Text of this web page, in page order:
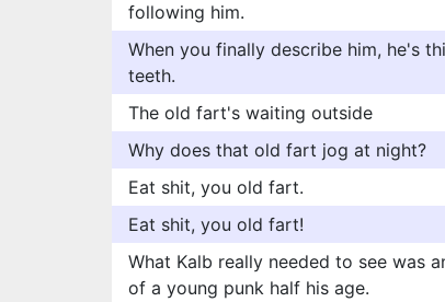
following him.
When you finally describe him, he's
teeth.
The old fart's waiting outside
Why does that old fart jog at night?
Eat shit, you old fart.
Eat shit, you old fart!
What Kalb really needed to see was
of a young punk half his age.